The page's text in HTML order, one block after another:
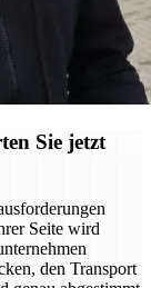
Sie jetzt
Seite wird
den Transport